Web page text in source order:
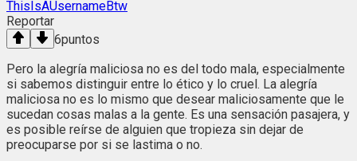
ThisIsAUsernameBtw
Reportar
6puntos
Pero la alegría maliciosa no es del todo mala, especialmente
si sabemos distinguir entre lo ético y lo cruel. La alegría
maliciosa no es lo mismo que desear maliciosamente que le
sucedan cosas malas a la gente. Es una sensación pasajera, y
es posible reírse de alguien que tropieza sin dejar de
preocuparse por si se lastima o no.